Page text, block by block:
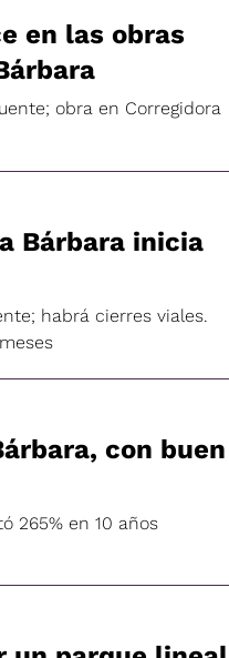
en las obras
obra en Corregidora
Bárbara inicia
habrá cierres viales.
con buen
265% en 10 años